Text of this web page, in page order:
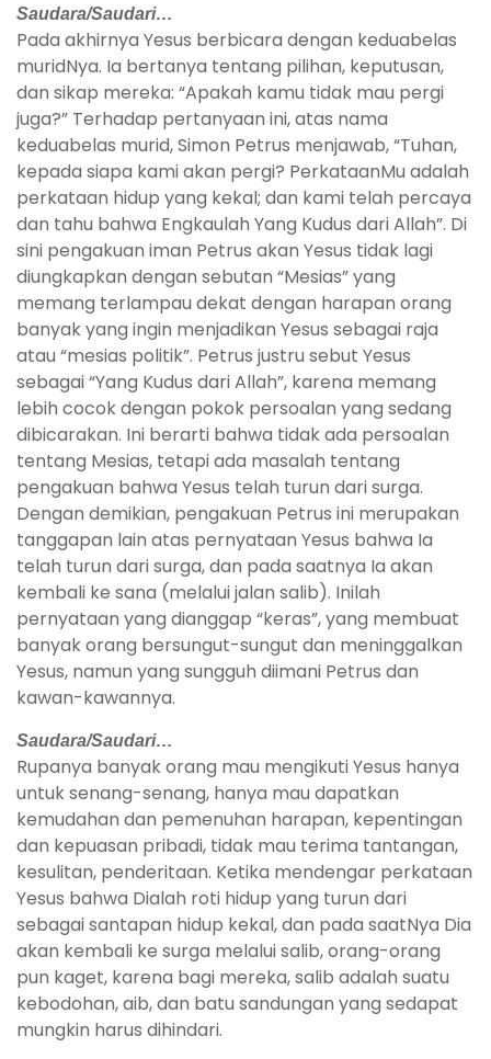
Saudara/Saudari…
Pada akhirnya Yesus berbicara dengan keduabelas
muridNya. Ia bertanya tentang pilihan, keputusan,
dan sikap mereka: “Apakah kamu tidak mau pergi
juga?” Terhadap pertanyaan ini, atas nama
keduabelas murid, Simon Petrus menjawab, “Tuhan,
kepada siapa kami akan pergi? PerkataanMu adalah
perkataan hidup yang kekal; dan kami telah percaya
dan tahu bahwa Engkaulah Yang Kudus dari Allah”. Di
sini pengakuan iman Petrus akan Yesus tidak lagi
diungkapkan dengan sebutan “Mesias” yang
memang terlampau dekat dengan harapan orang
banyak yang ingin menjadikan Yesus sebagai raja
atau “mesias politik”. Petrus justru sebut Yesus
sebagai “Yang Kudus dari Allah”, karena memang
lebih cocok dengan pokok persoalan yang sedang
dibicarakan. Ini berarti bahwa tidak ada persoalan
tentang Mesias, tetapi ada masalah tentang
pengakuan bahwa Yesus telah turun dari surga.
Dengan demikian, pengakuan Petrus ini merupakan
tanggapan lain atas pernyataan Yesus bahwa Ia
telah turun dari surga, dan pada saatnya Ia akan
kembali ke sana (melalui jalan salib). Inilah
pernyataan yang dianggap “keras”, yang membuat
banyak orang bersungut-sungut dan meninggalkan
Yesus, namun yang sungguh diimani Petrus dan
kawan-kawannya.
Saudara/Saudari…
Rupanya banyak orang mau mengikuti Yesus hanya
untuk senang-senang, hanya mau dapatkan
kemudahan dan pemenuhan harapan, kepentingan
dan kepuasan pribadi, tidak mau terima tantangan,
kesulitan, penderitaan. Ketika mendengar perkataan
Yesus bahwa Dialah roti hidup yang turun dari
sebagai santapan hidup kekal, dan pada saatNya Dia
akan kembali ke surga melalui salib, orang-orang
pun kaget, karena bagi mereka, salib adalah suatu
kebodohan, aib, dan batu sandungan yang sedapat
mungkin harus dihindari.